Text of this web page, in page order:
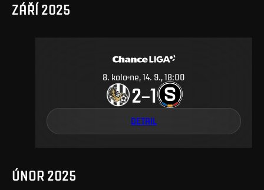
ZÁŘÍ 2025
8. kolo ne, 14. 9., 18:00
2–1
DETAIL
ÚNOR 2025